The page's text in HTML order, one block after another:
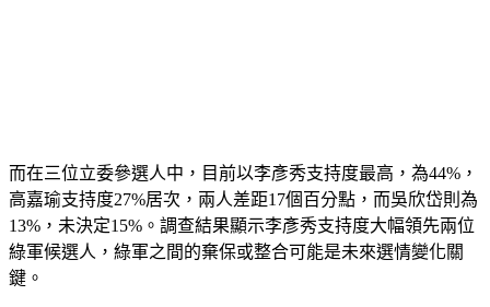
而在三位立委參選人中，目前以李彥秀支持度最高，為44%，
高嘉瑜支持度27%居次，兩人差距17個百分點，而吳欣岱則為
13%，未決定15%。調查結果顯示李彥秀支持度大幅領先兩位
綠軍候選人，綠軍之間的棄保或整合可能是未來選情變化關
鍵。